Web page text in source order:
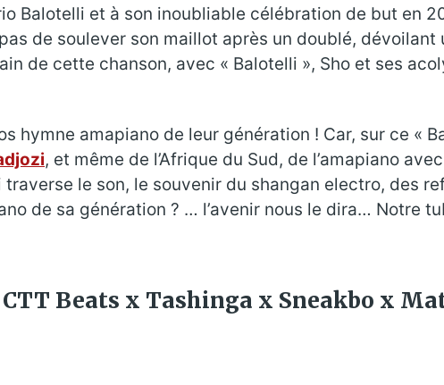
Balotelli et à son inoubliable célébration de but en
de soulever son maillot après un doublé,
de cette chanson, avec « Balotelli », Sho et ses
hymne amapiano de leur génération ! Car, sur ce «
, et même de l’Afrique du Sud, de l’amapiano
traverse le son, le souvenir du shangan electro, des
de sa génération ? … l’avenir nous le dira… Notre
Beats x Tashinga x Sneakbo x